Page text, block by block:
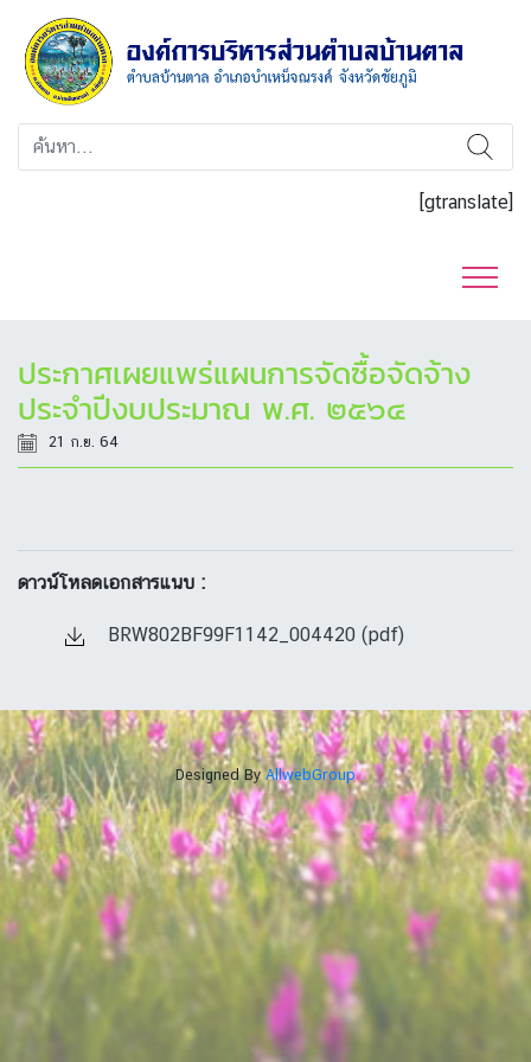
[gtranslate]
ประกาศเผยแพร่แผนการจัดซื้อจัดจ้าง
ประจำปีงบประมาณ พ.ศ. ๒๕๖๔
21 ก.ย. 64
ดาวน์โหลดเอกสารแนบ :
BRW802BF99F1142_004420 (pdf)
Designed ByAllwebGroup